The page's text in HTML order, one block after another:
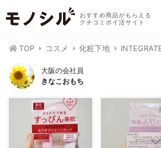
おすすめ商品がもらえる
クチコミポイ活サイト
TOP コスメ 化粧下地
大阪の会社員
きなこおもち